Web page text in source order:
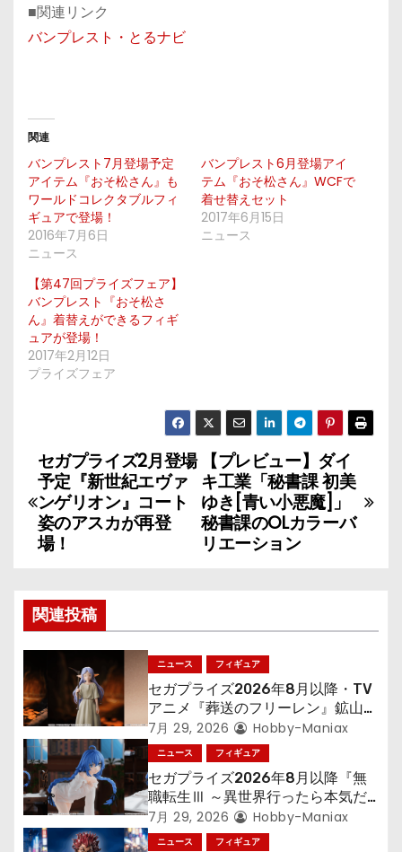
■関連リンク
バンプレスト・とるナビ
関連
バンプレスト7月登場予定
アイテム『おそ松さん』も
ワールドコレクタブルフィ
ギュアで登場！
2016年7月6日
ニュース
バンプレスト6月登場アイ
テム『おそ松さん』WCFで
着せ替えセット
2017年6月15日
ニュース
【第47回プライズフェア】
バンプレスト『おそ松さ
ん』着替えができるフィギ
ュアが登場！
2017年2月12日
プライズフェア
投
稿
ナ
ゲ
ー
シ
ョ
ン
【プレビュー】ダイ
キ工業「秘書課 初美
ゆき[青い小悪魔]」
秘書課のOLカラーバ
リエーション
セガプライズ2月登場
予定『新世紀エヴァ
ンゲリオン』コート
姿のアスカが再登
場！
関連投稿
ニュース フィギュア
セガプライズ2026年8月以降・TV
アニメ『葬送のフリーレン』鉱山で
300年働くことになっっちゃった
「フリーレン」を立体化！
7月 29, 2026 Hobby-Maniax
ニュース フィギュア
セガプライズ2026年8月以降『無
職転生Ⅲ ～異世界行ったら本気だ
す～』から「ロキシー」のフィギュ
アが登場！
7月 29, 2026 Hobby-Maniax
ニュース フィギュア